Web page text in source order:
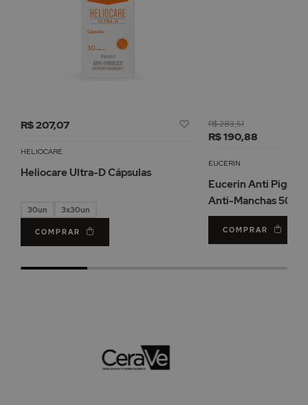
R$ 207,07
Adicionar
Desejos
HELIOCARE
Heliocare Ultra-D Cápsulas
30un 3x30un
COMPRAR
R$ 190,88
R$ 283,51
EUCERIN
Eucerin Anti
Anti-Manchas 50ml
COMPRAR